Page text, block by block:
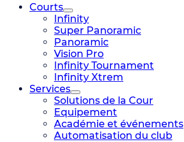
Courts
Infinity
Super Panoramic
Panoramic
Vision Pro
Infinity Tournament
Infinity Xtrem
Services
Solutions de la Cour
Equipement
Académie et événements
Automatisation du club